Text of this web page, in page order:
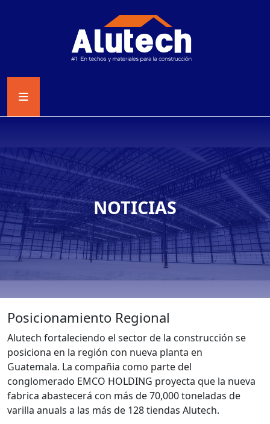
NOTICIAS
Posicionamiento Regional
Alutech fortaleciendo el sector de la construcción se
posiciona en la región con nueva planta en
Guatemala. La compañia como parte del
conglomerado EMCO HOLDING proyecta que la nueva
fabrica abastecerá con más de 70,000 toneladas de
varilla anuals a las más de 128 tiendas Alutech.